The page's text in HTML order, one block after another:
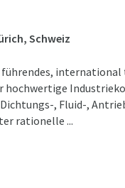
Schweiz
international
, Fluid-,
rationelle ...